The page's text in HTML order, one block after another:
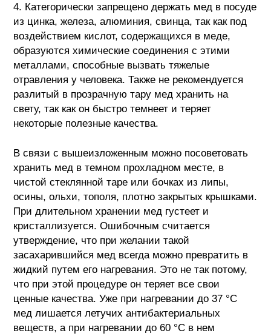
4. Категорически запрещено держать мед в посуде
из цинка, железа, алюминия, свинца, так как под
воздействием кислот, содержащихся в меде,
образуются химические соединения с этими
металлами, способные вызвать тяжелые
отравления у человека. Также не рекомендуется
разлитый в прозрачную тару мед хранить на
свету, так как он быстро темнеет и теряет
некоторые полезные качества.
В связи с вышеизложенным можно посоветовать
хранить мед в темном прохладном месте, в
чистой стеклянной таре или бочках из липы,
осины, ольхи, тополя, плотно закрытых крышками.
При длительном хранении мед густеет и
кристаллизуется. Ошибочным считается
утверждение, что при желании такой
засахарившийся мед всегда можно превратить в
жидкий путем его нагревания. Это не так потому,
что при этой процедуре он теряет все свои
ценные качества. Уже при нагревании до 37 °С
мед лишается летучих антибактериальных
веществ, а при нагревании до 60 °С в нем